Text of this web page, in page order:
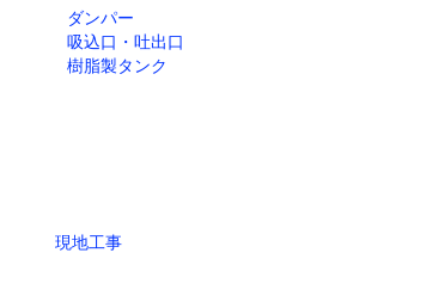
ダンパー
吸込口・吐出口
樹脂製タンク
現地工事